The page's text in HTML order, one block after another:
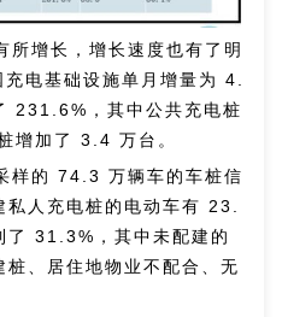
所增长，增长速度也有了明
电基础设施单月增量为 4.
231.6%，其中公共充电桩
增加了 3.4 万台。
样的 74.3 万辆车的车桩信
人充电桩的电动车有 23.
了 31.3%，其中未配建的
、居住地物业不配合、无